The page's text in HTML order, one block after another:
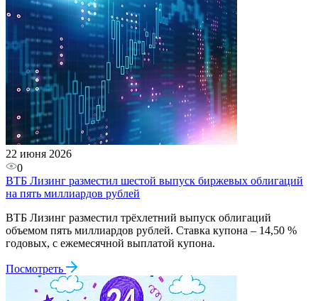
22 июня 2026
0
ВТБ Лизинг разместил шестой выпуск биржевых облигаций
на пять миллиардов рублей
ВТБ Лизинг разместил трёхлетний выпуск облигаций
объемом пять миллиардов рублей. Ставка купона – 14,50 %
годовых, с ежемесячной выплатой купона.
Посмотреть